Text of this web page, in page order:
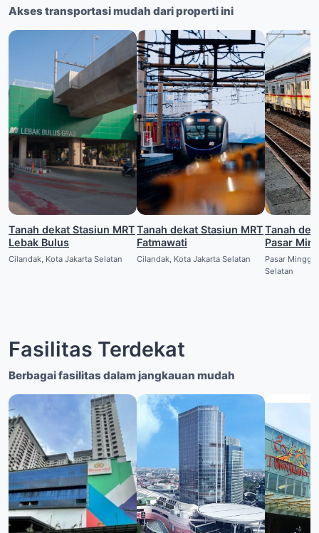
Akses transportasi mudah dari properti ini
Tanah dekat Stasiun MRT
Lebak Bulus
Cilandak, Kota Jakarta Selatan
Tanah dekat Stasiun MRT
Fatmawati
Cilandak, Kota Jakarta Selatan
Tanah dekat
Pasar
Pasar
Selatan
Fasilitas Terdekat
Berbagai fasilitas dalam jangkauan mudah